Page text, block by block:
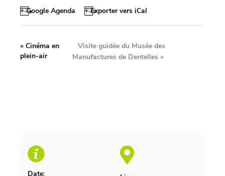
+ Google Agenda + Exporter vers iCal
Date:
« Cinéma en
plein-air
Visite guidée du Musée des
Manufactures de Dentelles»